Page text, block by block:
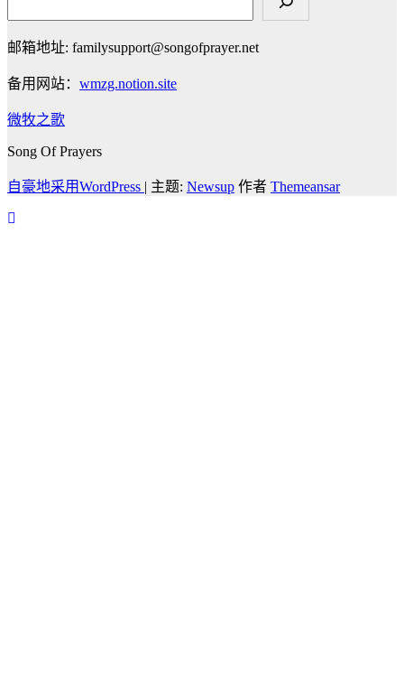
邮箱地址: familysupport@songofprayer.net
备用网站： wmzg.notion.site
微牧之歌
Song Of Prayers
自豪地采用WordPress | 主题: Newsup 作者 Themeansar